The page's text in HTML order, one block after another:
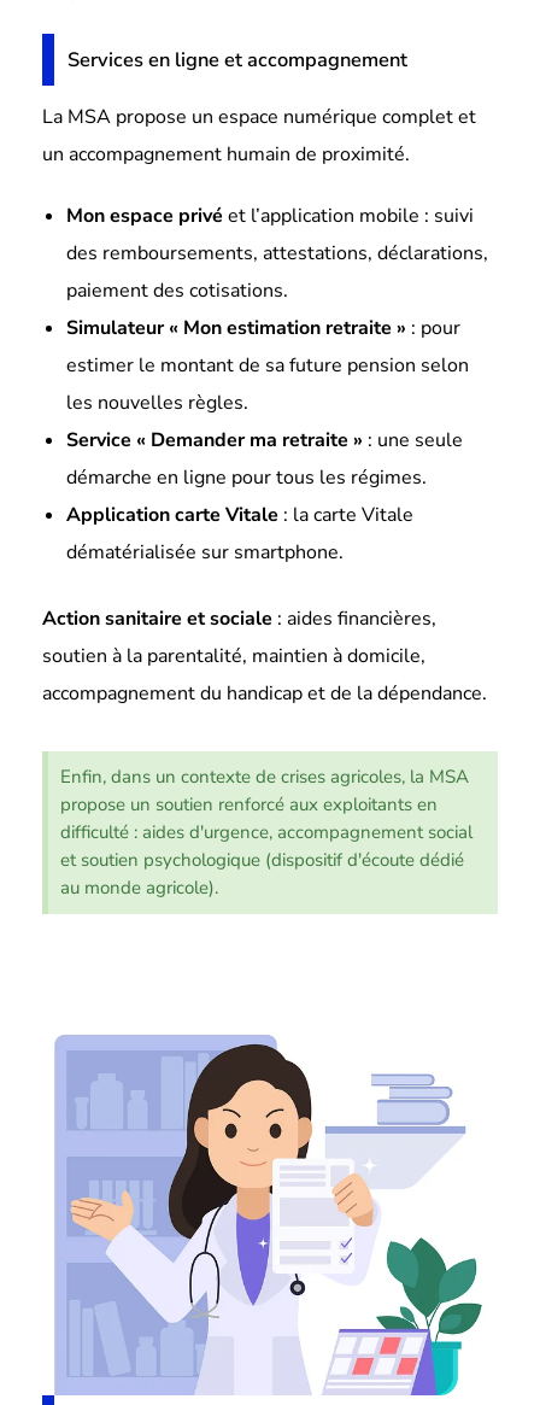
Services en ligne et accompagnement
La MSA propose un espace numérique complet et
un accompagnement humain de proximité.
Mon espace privé et l’application mobile : suivi
des remboursements, attestations, déclarations,
paiement des cotisations.
Simulateur « Mon estimation retraite » : pour
estimer le montant de sa future pension selon
les nouvelles règles.
Service « Demander ma retraite » : une seule
démarche en ligne pour tous les régimes.
Application carte Vitale : la carte Vitale
dématérialisée sur smartphone.
Action sanitaire et sociale : aides financières,
soutien à la parentalité, maintien à domicile,
accompagnement du handicap et de la dépendance.
Enfin, dans un contexte de crises agricoles, la MSA
propose un soutien renforcé aux exploitants en
difficulté : aides d'urgence, accompagnement social
et soutien psychologique (dispositif d'écoute dédié
au monde agricole).